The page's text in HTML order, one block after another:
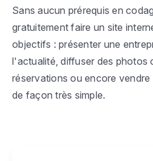
Sans aucun prérequis en
gratuitement faire un site
objectifs : présenter une
l'actualité, diffuser des photos
réservations ou encore
de façon très simple.